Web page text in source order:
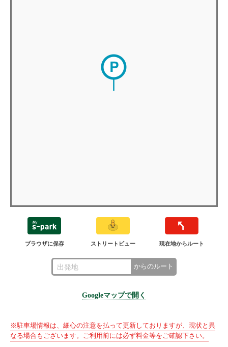
ブラウザに保存 ストリートビュー 現在地からルート
からのルート
Googleマップで開く
※駐車場情報は、細心の注意を払って更新しておりますが、現状と異
なる場合もございます。ご利用前には必ず料金等をご確認下さい。